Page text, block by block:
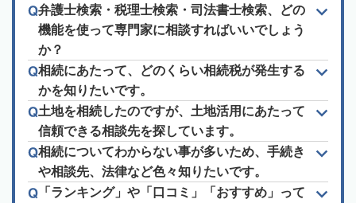
弁護士検索・税理士検索・司法書士検索、どの
機能を使って専門家に相談すればいいでしょう
か？
相続にあたって、どのくらい相続税が発生する
かを知りたいです。
土地を相続したのですが、土地活用にあたって
信頼できる相談先を探しています。
相続についてわからない事が多いため、手続き
や相談先、法律など色々知りたいです。
「ランキング」や「口コミ」「おすすめ」って